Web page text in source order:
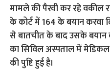
मामले की पैरवी कर रहे वकील
के कोर्ट में 164 के बयान करवा
से बातचीत के बाद उसके बयान
का सिविल अस्पताल में मेडिकल
की पुष्टि हुई है।